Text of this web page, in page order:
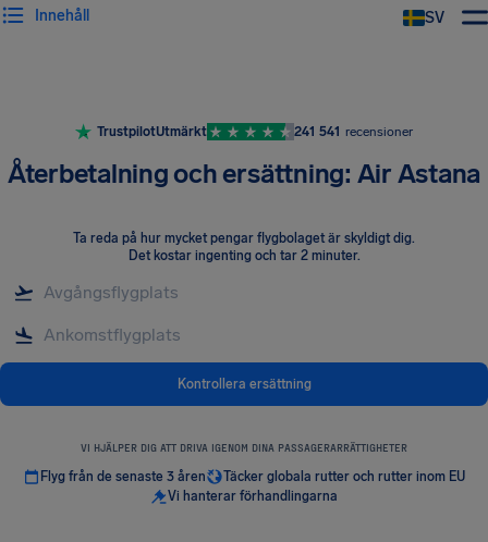
SV
Innehåll
TrustpilotUtmärkt 241 541 recensioner
Återbetalning och ersättning: Air Astana
Ta reda på hur mycket pengar flygbolaget är skyldigt dig.
Det kostar ingenting och tar 2 minuter.
Kontrollera ersättning
VI HJÄLPER DIG ATT DRIVA IGENOM DINA PASSAGERARRÄTTIGHETER
Flyg från de senaste 3 åren
Täcker globala rutter och rutter inom EU
Vi hanterar förhandlingarna